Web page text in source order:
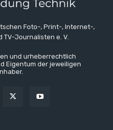
Foto-, Print-, Internet-,
TV-Journalisten e. V.
und urheberrechtlich
Eigentum der jeweiligen